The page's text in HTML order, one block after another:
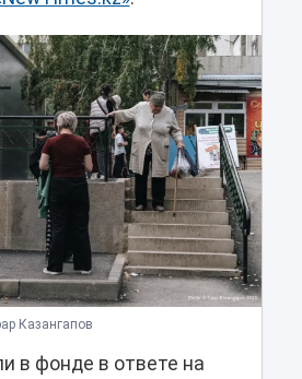
Казангапов
в фонде в ответе на